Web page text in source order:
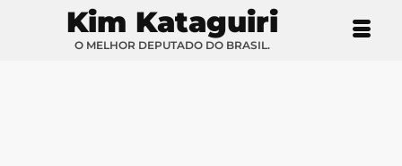
Kim Kataguiri
O MELHOR DEPUTADO DO BRASIL.